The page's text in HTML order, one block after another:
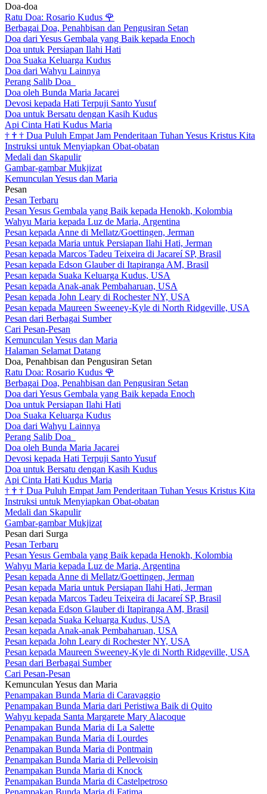
Doa-doa
Ratu Doa: Rosario Kudus 🌹
Berbagai Doa, Penahbisan dan Pengusiran Setan
Doa dari Yesus Gembala yang Baik kepada Enoch
Doa untuk Persiapan Ilahi Hati
Doa Suaka Keluarga Kudus
Doa dari Wahyu Lainnya
Perang Salib Doa
Doa oleh Bunda Maria Jacarei
Devosi kepada Hati Terpuji Santo Yusuf
Doa untuk Bersatu dengan Kasih Kudus
Api Cinta Hati Kudus Maria
† † † Dua Puluh Empat Jam Penderitaan Tuhan Yesus Kristus Kita
Instruksi untuk Menyiapkan Obat-obatan
Medali dan Skapulir
Gambar-gambar Mukjizat
Kemunculan Yesus dan Maria
Pesan
Pesan Terbaru
Pesan Yesus Gembala yang Baik kepada Henokh, Kolombia
Wahyu Maria kepada Luz de Maria, Argentina
Pesan kepada Anne di Mellatz/Goettingen, Jerman
Pesan kepada Maria untuk Persiapan Ilahi Hati, Jerman
Pesan kepada Marcos Tadeu Teixeira di Jacareí SP, Brasil
Pesan kepada Edson Glauber di Itapiranga AM, Brasil
Pesan kepada Suaka Keluarga Kudus, USA
Pesan kepada Anak-anak Pembaharuan, USA
Pesan kepada John Leary di Rochester NY, USA
Pesan kepada Maureen Sweeney-Kyle di North Ridgeville, USA
Pesan dari Berbagai Sumber
Cari Pesan-Pesan
Kemunculan Yesus dan Maria
Halaman Selamat Datang
Doa, Penahbisan dan Pengusiran Setan
Ratu Doa: Rosario Kudus 🌹
Berbagai Doa, Penahbisan dan Pengusiran Setan
Doa dari Yesus Gembala yang Baik kepada Enoch
Doa untuk Persiapan Ilahi Hati
Doa Suaka Keluarga Kudus
Doa dari Wahyu Lainnya
Perang Salib Doa
Doa oleh Bunda Maria Jacarei
Devosi kepada Hati Terpuji Santo Yusuf
Doa untuk Bersatu dengan Kasih Kudus
Api Cinta Hati Kudus Maria
† † † Dua Puluh Empat Jam Penderitaan Tuhan Yesus Kristus Kita
Instruksi untuk Menyiapkan Obat-obatan
Medali dan Skapulir
Gambar-gambar Mukjizat
Pesan dari Surga
Pesan Terbaru
Pesan Yesus Gembala yang Baik kepada Henokh, Kolombia
Wahyu Maria kepada Luz de Maria, Argentina
Pesan kepada Anne di Mellatz/Goettingen, Jerman
Pesan kepada Maria untuk Persiapan Ilahi Hati, Jerman
Pesan kepada Marcos Tadeu Teixeira di Jacareí SP, Brasil
Pesan kepada Edson Glauber di Itapiranga AM, Brasil
Pesan kepada Suaka Keluarga Kudus, USA
Pesan kepada Anak-anak Pembaharuan, USA
Pesan kepada John Leary di Rochester NY, USA
Pesan kepada Maureen Sweeney-Kyle di North Ridgeville, USA
Pesan dari Berbagai Sumber
Cari Pesan-Pesan
Kemunculan Yesus dan Maria
Penampakan Bunda Maria di Caravaggio
Penampakan Bunda Maria dari Peristiwa Baik di Quito
Wahyu kepada Santa Margarete Mary Alacoque
Penampakan Bunda Maria di La Salette
Penampakan Bunda Maria di Lourdes
Penampakan Bunda Maria di Pontmain
Penampakan Bunda Maria di Pellevoisin
Penampakan Bunda Maria di Knock
Penampakan Bunda Maria di Castelpetroso
Penampakan Bunda Maria di Fatima